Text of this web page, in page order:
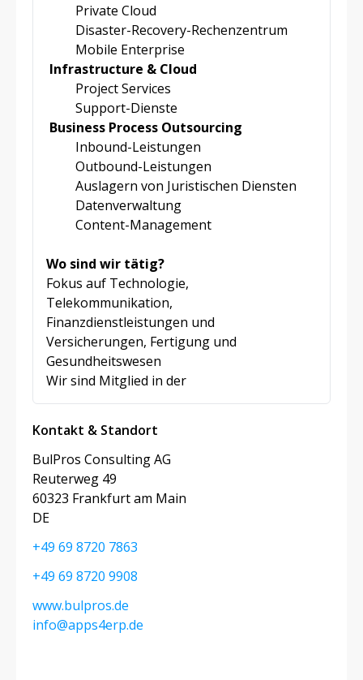
Private Cloud
Disaster-Recovery-Rechenzentrum
Mobile Enterprise
Infrastructure & Cloud
Project Services
Support-Dienste
Business Process Outsourcing
Inbound-Leistungen
Outbound-Leistungen
Auslagern von Juristischen Diensten
Datenverwaltung
Content-Management
Wo sind wir tätig?
Fokus auf Technologie,
Telekommunikation,
Finanzdienstleistungen und
Versicherungen, Fertigung und
Gesundheitswesen
Wir sind Mitglied in der
Kontakt & Standort
BulPros Consulting AG
Reuterweg 49
60323 Frankfurt am Main
DE
+49 69 8720 7863
+49 69 8720 9908
www.bulpros.de
info@apps4erp.de